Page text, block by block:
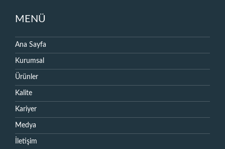
MENÜ
Ana Sayfa
Kurumsal
Ürünler
Kalite
Kariyer
Medya
İletişim